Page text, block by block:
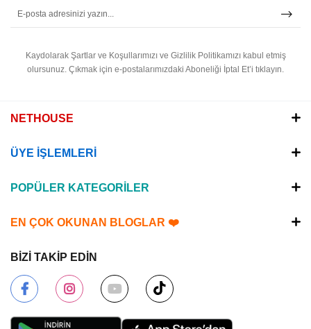
Kaydolarak Şartlar ve Koşullarımızı ve Gizlilik Politikamızı kabul etmiş
olursunuz. Çıkmak için e-postalarımızdaki Aboneliği İptal Et’i tıklayın.
NETHOUSE
ÜYE İŞLEMLERİ
POPÜLER KATEGORİLER
EN ÇOK OKUNAN BLOGLAR ❤️
BİZİ TAKİP EDİN